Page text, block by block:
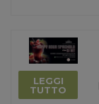
LEGGI
TUTTO